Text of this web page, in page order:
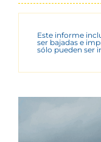
Este informe
ser bajadas e
sólo pueden ser